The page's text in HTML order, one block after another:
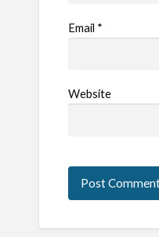
Email *
Website